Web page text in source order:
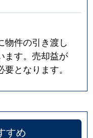
物件の引き渡し
ます。売却益が
となります。
すめ